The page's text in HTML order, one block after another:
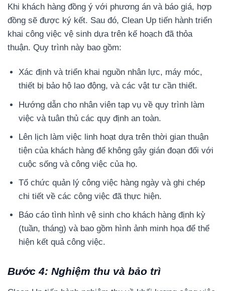
Khi khách hàng đồng ý với phương án và báo giá, hợp
đồng sẽ được ký kết. Sau đó, Clean Up tiến hành triển
khai công việc vệ sinh dựa trên kế hoạch đã thỏa
thuận. Quy trình này bao gồm:
Xác định và triển khai nguồn nhân lực, máy móc,
thiết bị bảo hộ lao động, và các vật tư cần thiết.
Hướng dẫn cho nhân viên tạp vụ về quy trình làm
việc và tuân thủ các quy định an toàn.
Lên lịch làm việc linh hoạt dựa trên thời gian thuận
tiện của khách hàng để không gây gián đoạn đối với
cuộc sống và công việc của họ.
Tổ chức quản lý công việc hàng ngày và ghi chép
chi tiết về các công việc đã thực hiện.
Báo cáo tình hình vệ sinh cho khách hàng định kỳ
(tuần, tháng) và bao gồm hình ảnh minh họa để thể
hiện kết quả công việc.
Bước 4: Nghiệm thu và bảo trì